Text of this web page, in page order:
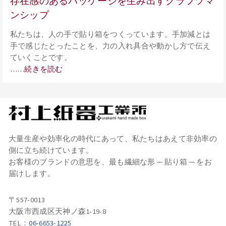
ンシップ
私たちは、人の手で貼り箱をつくっています。手加減とは
手で感じたとったことを、力の入れ具合や動かし方で伝え
ていくことです。
……続きを読む
大量生産や効率化の時代にあって、私たちはあえて非効率の
側に立ち続けています。
お客様のブランドの意思を、最も繊細な形 ─ 貼り箱 ─ をお
届けします。
〒557-0013
大阪市西成区天神ノ森1-19-8
TEL：06-6653-1225